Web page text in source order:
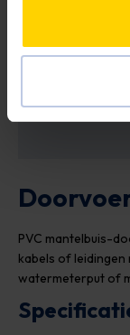
PVC mantelbuis-
kabels of leidingen
watermeterput of